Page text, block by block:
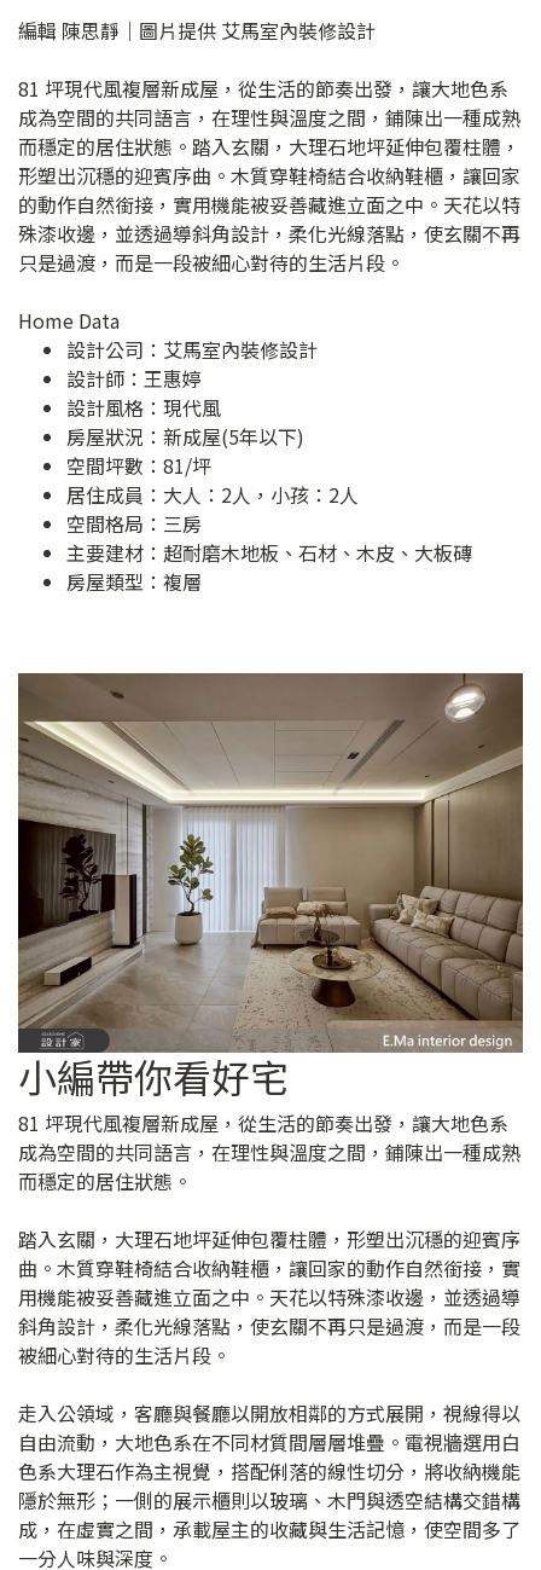
編輯 陳思靜｜圖片提供 艾馬室內裝修設計
81 坪現代風複層新成屋，從生活的節奏出發，讓大地色系
成為空間的共同語言，在理性與溫度之間，鋪陳出一種成熟
而穩定的居住狀態。踏入玄關，大理石地坪延伸包覆柱體，
形塑出沉穩的迎賓序曲。木質穿鞋椅結合收納鞋櫃，讓回家
的動作自然銜接，實用機能被妥善藏進立面之中。天花以特
殊漆收邊，並透過導斜角設計，柔化光線落點，使玄關不再
只是過渡，而是一段被細心對待的生活片段。
Home Data
設計公司： 艾馬室內裝修設計
設計師：王惠婷
設計風格：現代風
房屋狀況：新成屋(5年以下)
空間坪數：81/坪
居住成員：大人：2人，小孩：2人
空間格局：三房
主要建材：超耐磨木地板、石材、木皮、大板磚
房屋類型：複層
小編帶你看好宅
81 坪現代風複層新成屋，從生活的節奏出發，讓大地色系
成為空間的共同語言，在理性與溫度之間，鋪陳出一種成熟
而穩定的居住狀態。
踏入玄關，大理石地坪延伸包覆柱體，形塑出沉穩的迎賓序
曲。木質穿鞋椅結合收納鞋櫃，讓回家的動作自然銜接，實
用機能被妥善藏進立面之中。天花以特殊漆收邊，並透過導
斜角設計，柔化光線落點，使玄關不再只是過渡，而是一段
被細心對待的生活片段。
走入公領域，客廳與餐廳以開放相鄰的方式展開，視線得以
自由流動，大地色系在不同材質間層層堆疊。電視牆選用白
色系大理石作為主視覺，搭配俐落的線性切分，將收納機能
隱於無形；一側的展示櫃則以玻璃、木門與透空結構交錯構
成，在虛實之間，承載屋主的收藏與生活記憶，使空間多了
一分人味與深度。